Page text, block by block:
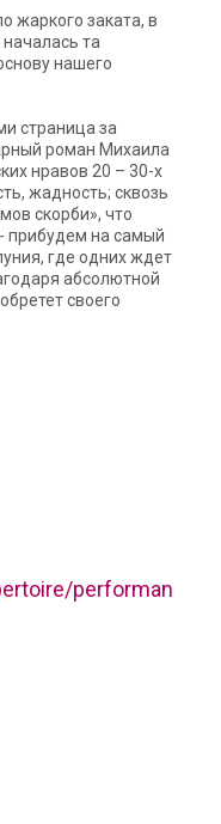
жаркого заката, в
та
нашего
страница за
роман Михаила
нравов 20 – 30-х
жадность; сквозь
скорби», что
прибудем на самый
где одних ждет
абсолютной
своего